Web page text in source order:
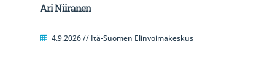
Ari Niiranen
4.9.2026 // Itä-Suomen Elinvoimakeskus